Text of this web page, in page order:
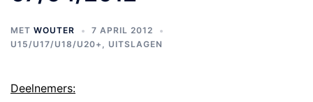
MET WOUTER
7 APRIL 2012
U15/U17/U18/U20+ , UITSLAGEN
Deelnemers: